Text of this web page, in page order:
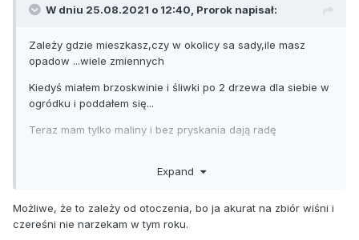
W dniu 25.08.2021 o 12:40, Prorok napisał:
Zależy gdzie mieszkasz,czy w okolicy sa sady,ile masz
opadow ...wiele zmiennych
Kiedyś miałem brzoskwinie i śliwki po 2 drzewa dla siebie w
ogródku i poddałem się...
Teraz mam tylko maliny i bez pryskania dają radę
pryskania nic nie zbierzesz
sadowniczych i nic tam nie ma
Expand
Możliwe, że to zależy od otoczenia, bo ja akurat na zbiór wiśni i
czereśni nie narzekam w tym roku.